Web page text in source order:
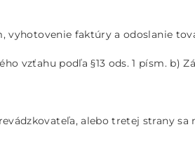
vyhotovenie faktúry a odoslanie
vzťahu podľa §13 ods. 1 písm. b)
alebo tretej strany sa